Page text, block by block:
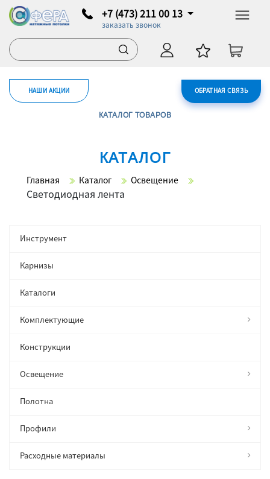
+7 (473) 211 00 13
заказать звонок
ОБРАТНАЯ СВЯЗЬ
НАШИ АКЦИИ
КАТАЛОГ ТОВАРОВ
КАТАЛОГ
Главная Каталог Освещение
Светодиодная лента
Инструмент
Карнизы
Каталоги
Комплектующие
Конструкции
Освещение
Полотна
Профили
Расходные материалы